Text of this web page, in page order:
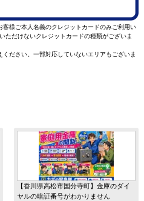
様ご本人名義のクレジットカードのみご利用い
だけないクレジットカードの種類がございま
ください。一部対応していないエリアもございま
【香川県高松市国分寺町】金庫のダイ
ヤルの暗証番号がわかりません